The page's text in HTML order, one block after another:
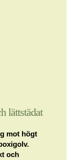
lättstädat
mot högt
och